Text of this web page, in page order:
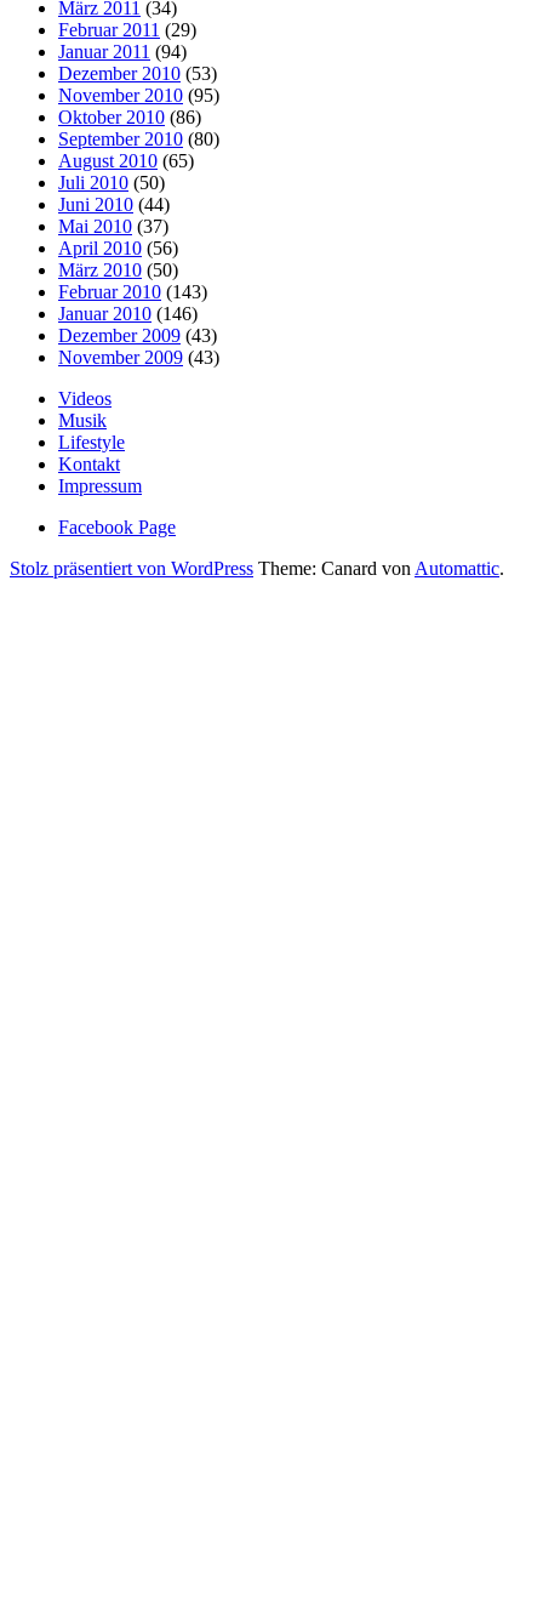
März 2011 (34)
Februar 2011 (29)
Januar 2011 (94)
Dezember 2010 (53)
November 2010 (95)
Oktober 2010 (86)
September 2010 (80)
August 2010 (65)
Juli 2010 (50)
Juni 2010 (44)
Mai 2010 (37)
April 2010 (56)
März 2010 (50)
Februar 2010 (143)
Januar 2010 (146)
Dezember 2009 (43)
November 2009 (43)
Videos
Musik
Lifestyle
Kontakt
Impressum
Facebook Page
Stolz präsentiert von WordPress Theme: Canard von Automattic.